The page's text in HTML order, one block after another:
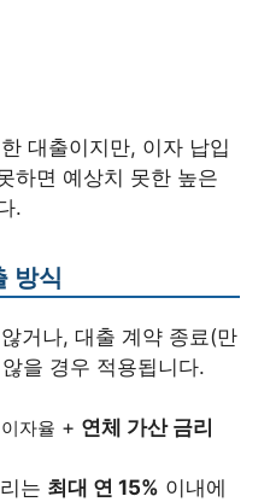
대출이지만, 이자 납입
하면 예상치 못한 높은
.
방식
거나, 대출 계약 종료(만
을 경우 적용됩니다.
자율 + 연체 가산 금리
는 최대 연 15% 이내에